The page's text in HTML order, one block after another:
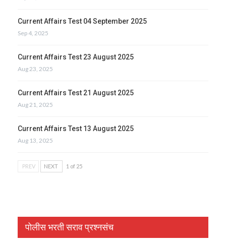
Current Affairs Test 04 September 2025
Sep 4, 2025
Current Affairs Test 23 August 2025
Aug 23, 2025
Current Affairs Test 21 August 2025
Aug 21, 2025
Current Affairs Test 13 August 2025
Aug 13, 2025
PREV NEXT 1 of 25
पोलीस भरती सराव प्रश्नसंच